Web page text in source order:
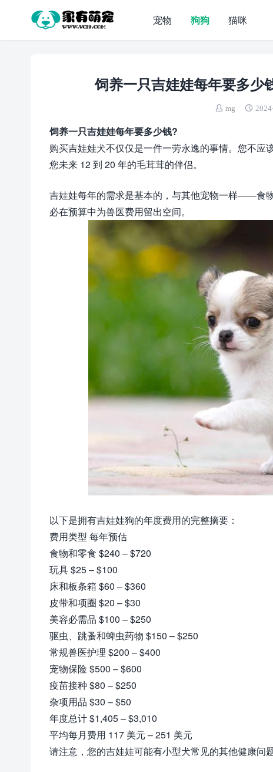
宠物 狗狗 猫咪
饲养一只吉娃娃每年要多少
mg
饲养一只吉娃娃每年要多少钱?
购买吉娃娃犬不仅仅是一件一劳永逸的事情。您不
您未来 12 到 20 年的毛茸茸的伴侣。
吉娃娃每年的需求是基本的，与其他宠物一样——食
必在预算中为兽医费用留出空间。
以下是拥有吉娃娃狗的年度费用的完整摘要：
费用类型 每年预估
食物和零食 $240 – $720
玩具 $25 – $100
床和板条箱 $60 – $360
皮带和项圈 $20 – $30
美容必需品 $100 – $250
驱虫、跳蚤和蜱虫药物 $150 – $250
常规兽医护理 $200 – $400
宠物保险 $500 – $600
疫苗接种 $80 – $250
杂项用品 $30 – $50
年度总计 $1,405 – $3,010
平均每月费用 117 美元 – 251 美元
请注意，您的吉娃娃可能有小型犬常见的其他健康问